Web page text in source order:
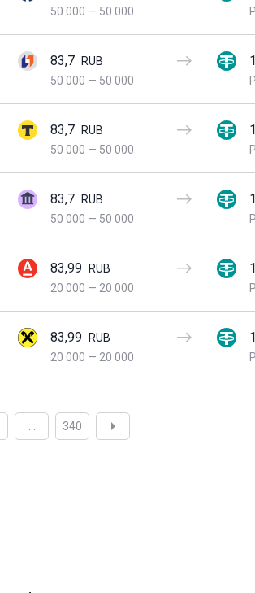
50 000 — 50 000
83,7
RUB
50 000 — 50 000
1
83,7
RUB
50 000 — 50 000
1
83,7
RUB
50 000 — 50 000
1
83,99
RUB
20 000 — 20 000
1
83,99
RUB
20 000 — 20 000
1
340